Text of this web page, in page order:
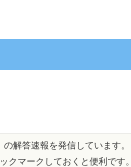
の解答速報を発信しています。
クマークしておくと便利です。